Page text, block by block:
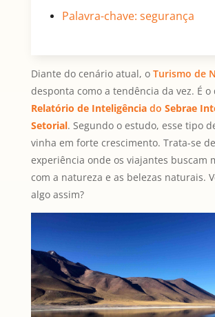
Palavra-chave: segurança
Diante do cenário atual, o Turismo de
desponta como a tendência da vez. É
Relatório de Inteligência do Sebrae
Setorial. Segundo o estudo, esse tipo
vinha em forte crescimento. Trata-se
experiência onde os viajantes buscam
com a natureza e as belezas naturais.
algo assim?